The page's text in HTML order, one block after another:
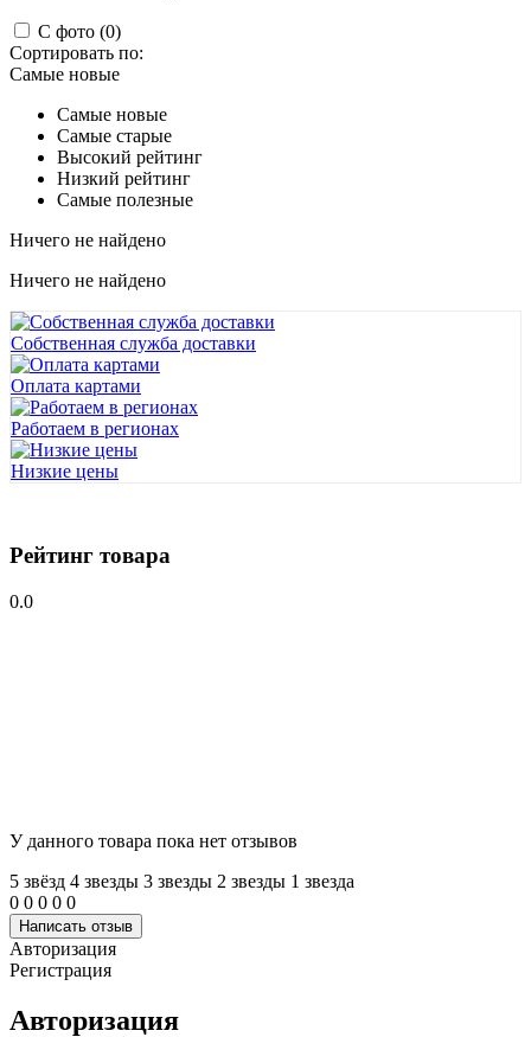
С фото (0)
Сортировать по:
Самые новые
Самые новые
Самые старые
Высокий рейтинг
Низкий рейтинг
Самые полезные
Ничего не найдено
Ничего не найдено
Собственная служба доставки
Оплата картами
Работаем в регионах
Низкие цены
Рейтинг товара
0.0
У данного товара пока нет отзывов
5 звёзд 4 звeзды 3 звeзды 2 звeзды 1 звeзда
0 0 0 0 0
Написать отзыв
Авторизация
Регистрация
Авторизация